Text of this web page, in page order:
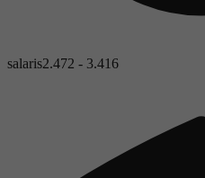
salaris2.472 - 3.416